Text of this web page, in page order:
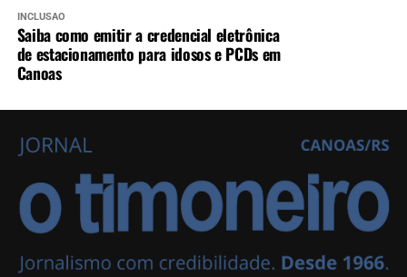
INCLUSÃO
Saiba como emitir a credencial eletrônica
de estacionamento para idosos e PCDs em
Canoas